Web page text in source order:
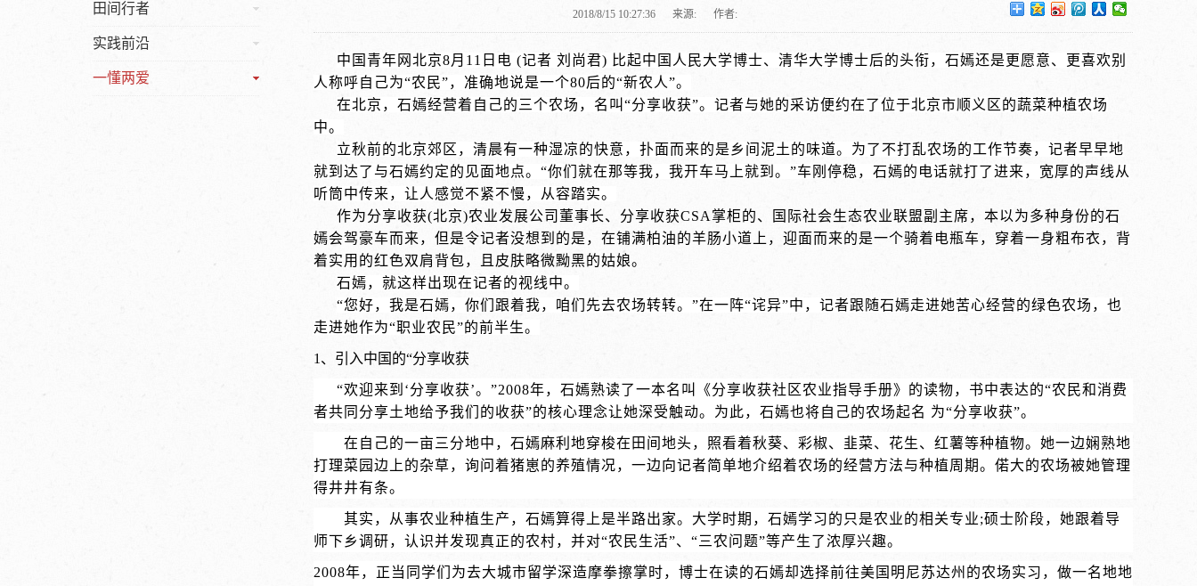
田间行者
实践前沿
一懂两爱
2018/8/15 10:27:36 来源: 作者:
中国青年网北京8月11日电 (记者 刘尚君) 比起中国人民大学博士、清华大学博士后的头衔，石嫣还是更愿意、更喜欢别
人称呼自己为“农民”，准确地说是一个80后的“新农人”。
在北京，石嫣经营着自己的三个农场，名叫 “分享收获”。记者与她的采访便约在了位于北京市顺义区的蔬菜种植农场
中。
立秋前的北京郊区，清晨有一种湿凉的快意，扑面而来的是乡间泥土的味道。为了不打乱农场的工作节奏，记者早早地
就到达了与石嫣约定的见面地点。 “你们就在那等我，我开车马上就到。”车刚停稳，石嫣的电话就打了进来，宽厚的声线从
听筒中传来，让人感觉不紧不慢，从容踏实。
作为分享收获(北京)农业发展公司董事长、分享收获CSA掌柜的、国际社会生态农业联盟副主席，本以为多种身份的石
嫣会驾豪车而来，但是令记者没想到的是，在铺满柏油的羊肠小道上，迎面而来的是一个骑着电瓶车，穿着一身粗布衣，背
着实用的红色双肩背包，且皮肤略微黝黑的姑娘。
石嫣，就这样出现在记者的视线中。
“您好，我是石嫣，你们跟着我，咱们先去农场转转。”在一阵“诧异”中，记者跟随石嫣走进她苦心经营的绿色农场，也
走进她作为“职业农民”的前半生。
1、 引入中国的“分享收获
“欢迎来到‘分享收获’。”2008年，石嫣熟读了一本名叫《分享收获社区农业指导手册》的读物，书中表达的“农民和消费
者共同分享土地给予我们的收获”的核心理念让她深受触动。为此，石嫣也将自己的农场起名 为“分享收获”。
在自己的一亩三分地中，石嫣麻利地穿梭在田间地头，照看着秋葵、彩椒、韭菜、花生、红薯等种植物。她一边娴熟地
打理菜园边上的杂草，询问着猪崽的养殖情况，一边向记者简单地介绍着农场的经营方法与种植周期。偌大的农场被她管理
得井井有条。
其实，从事农业种植生产，石嫣算得上是半路出家。大学时期，石嫣学习的只是农业的相关专业;硕士阶段，她跟着导
师下乡调研，认识并发现真正的农村，并对“农民生活”、“三农问题”等产生了浓厚兴趣。
2008年，正当同学们为去大城市留学深造摩拳擦掌时，博士在读的石嫣却选择前往美国明尼苏达州的农场实习，做一名地地